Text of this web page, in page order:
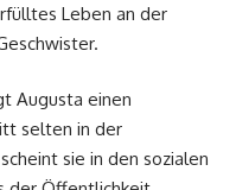
Leben an der
Augusta einen
selten in der
sie in den sozialen